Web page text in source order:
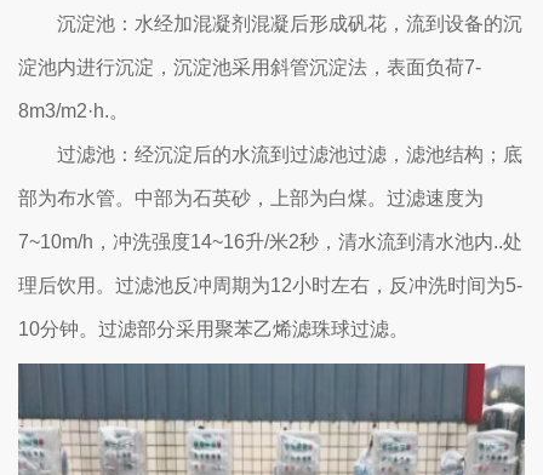
沉淀池：水经加混凝剂混凝后形成矾花，流到设备的沉
淀池内进行沉淀，沉淀池采用斜管沉淀法，表面负荷7-
8m3/m2·h.。
过滤池：经沉淀后的水流到过滤池过滤，滤池结构；底
部为布水管。中部为石英砂，上部为白煤。过滤速度为
7~10m/h，冲洗强度14~16升/米2秒，清水流到清水池内..处
理后饮用。过滤池反冲周期为12小时左右，反冲洗时间为5-
10分钟。过滤部分采用聚苯乙烯滤珠球过滤。